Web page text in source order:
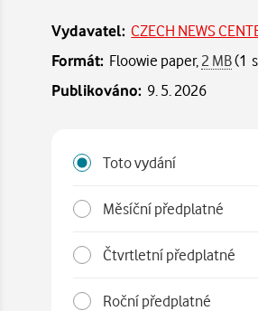
Vydavatel: CZECH NEWS
Formát: Floowie paper, 2 MB(1
Publikováno: 9. 5. 2026
Toto vydání
Měsíční předplatné
Čtvrtletní předplatné
Roční předplatné